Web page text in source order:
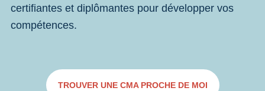
certifiantes et diplômantes pour développer vos
compétences.
TROUVER UNE CMA PROCHE DE MOI